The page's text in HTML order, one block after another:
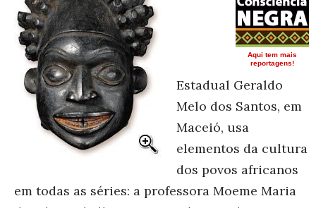
Aqui tem mais
reportagens!
Estadual Geraldo
Melo dos Santos, em
Maceió, usa
elementos da cultura
dos povos africanos
em todas as séries: a professora Moeme Maria